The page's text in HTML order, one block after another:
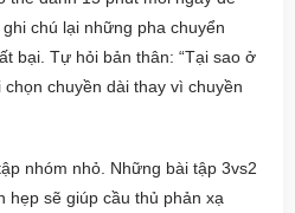
chú lại những pha chuyển
bại. Tự hỏi bản thân: “Tại sao ở
chuyền dài thay vì chuyền
nhóm nhỏ. Những bài tập 3vs2
hẹp sẽ giúp cầu thủ phản xạ